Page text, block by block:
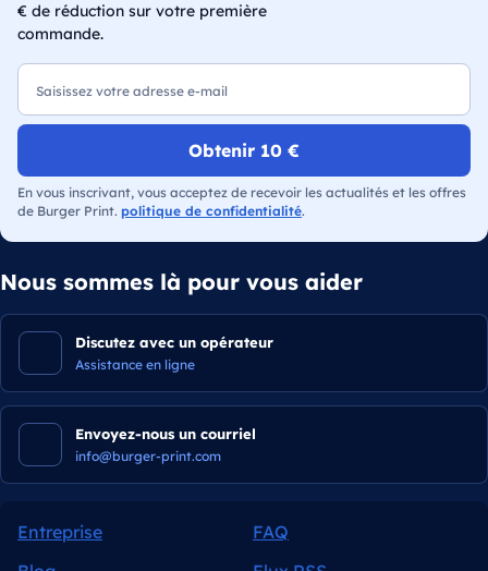
€ de réduction sur votre première
commande.
E-mail
Obtenir 10 €
En vous inscrivant, vous acceptez de recevoir les actualités et les offres
de Burger Print. politique de confidentialité.
Nous sommes là pour vous aider
Discutez avec un opérateur
Assistance en ligne
Envoyez-nous un courriel
info@burger-print.com
Entreprise
FAQ